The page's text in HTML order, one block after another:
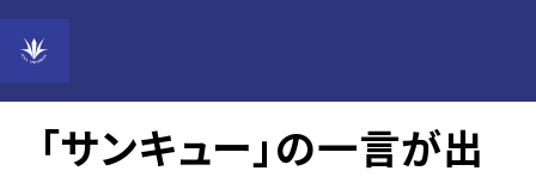
2016年12月16日
「サンキュー」の一言が出